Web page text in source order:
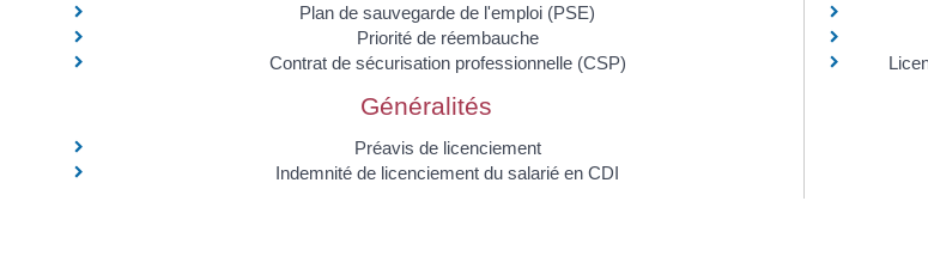
Plan de sauvegarde de l'emploi (PSE)
Priorité de réembauche
Contrat de sécurisation professionnelle (CSP)
Généralités
Préavis de licenciement
Indemnité de licenciement du salarié en CDI